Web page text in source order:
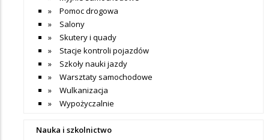
Pomoc drogowa
Salony
Skutery i quady
Stacje kontroli pojazdów
Szkoły nauki jazdy
Warsztaty samochodowe
Wulkanizacja
Wypożyczalnie
Nauka i szkolnictwo